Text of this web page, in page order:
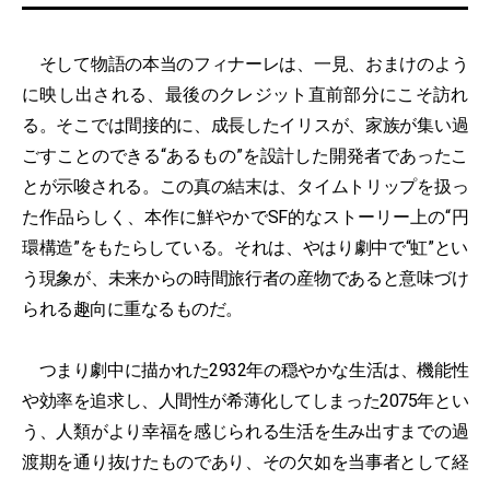
そして物語の本当のフィナーレは、一見、おまけのよう
に映し出される、最後のクレジット直前部分にこそ訪れ
る。そこでは間接的に、成長したイリスが、家族が集い過
ごすことのできる“あるもの”を設計した開発者であったこ
とが示唆される。この真の結末は、タイムトリップを扱っ
た作品らしく、本作に鮮やかでSF的なストーリー上の“円
環構造”をもたらしている。それは、やはり劇中で“虹”とい
う現象が、未来からの時間旅行者の産物であると意味づけ
られる趣向に重なるものだ。
つまり劇中に描かれた2932年の穏やかな生活は、機能性
や効率を追求し、人間性が希薄化してしまった2075年とい
う、人類がより幸福を感じられる生活を生み出すまでの過
渡期を通り抜けたものであり、その欠如を当事者として経